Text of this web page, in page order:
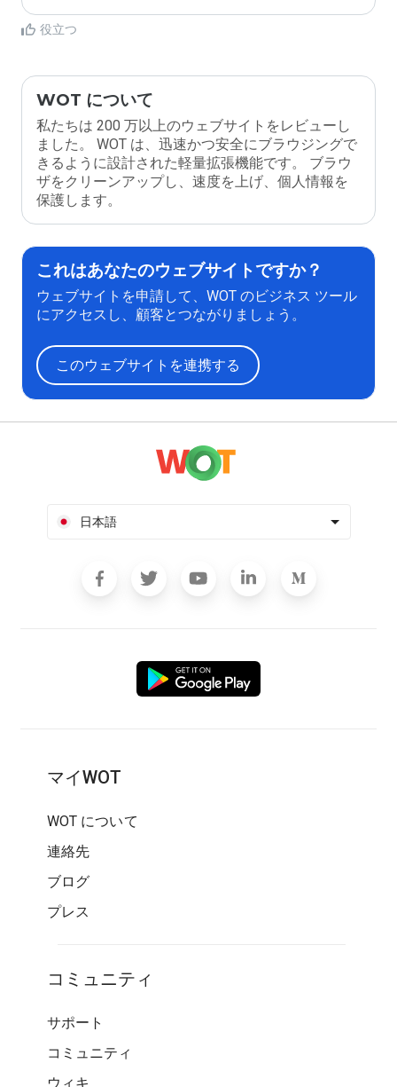
役立つ
WOT について
私たちは 200 万以上のウェブサイトをレビューし
ました。 WOT は、迅速かつ安全にブラウジングで
きるように設計された軽量拡張機能です。 ブラウ
ザをクリーンアップし、速度を上げ、個人情報を
保護します。
これはあなたのウェブサイトですか？
ウェブサイトを申請して、WOT のビジネス ツール
にアクセスし、顧客とつながりましょう。
このウェブサイトを連携する
日本語
マイWOT
WOT について
連絡先
ブログ
プレス
コミュニティ
サポート
コミュニティ
ウィキ